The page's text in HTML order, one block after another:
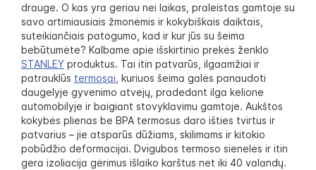
drauge. O kas yra geriau nei laikas, praleistas gamtoje su
savo artimiausiais žmonėmis ir kokybiškais daiktais,
suteikiančiais patogumo, kad ir kur jūs su šeima
bebūtumėte? Kalbame apie išskirtinio prekės ženklo
STANLEY produktus. Tai itin patvarūs, ilgaamžiai ir
patrauklūs termosai , kuriuos šeima galės panaudoti
daugelyje gyvenimo atvejų, pradedant ilga kelione
automobilyje ir baigiant stovyklavimu gamtoje. Aukštos
kokybės plienas be BPA termosus daro išties tvirtus ir
patvarius – jie atsparūs dūžiams, skilimams ir kitokio
pobūdžio deformacijai. Dvigubos termoso sienelės ir itin
gera izoliacija gėrimus išlaiko karštus net iki 40 valandų.